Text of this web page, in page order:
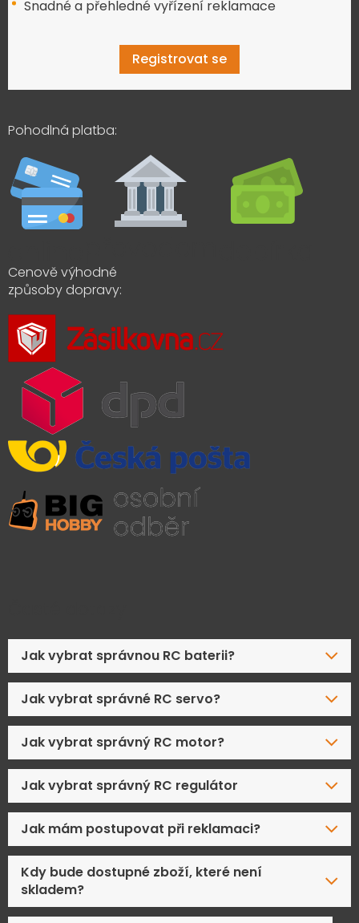
Snadné a přehledné vyřízení reklamace
Registrovat se
Pohodlná platba:
Cenově výhodné
způsoby dopravy:
Jak vybrat správnou RC baterii?
Jak vybrat správné RC servo?
Jak vybrat správný RC motor?
Jak vybrat správný RC regulátor
Jak mám postupovat při reklamaci?
Kdy bude dostupné zboží, které není
skladem?